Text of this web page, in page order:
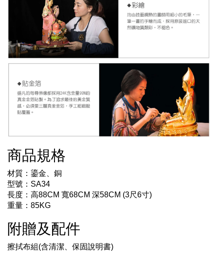
商品規格
材質：鎏金、銅
型號：SA34
長度：高88CM 寬68CM 深58CM (3尺6寸)
重量：85KG
附贈及配件
擦拭布組(含清潔、保固說明書)